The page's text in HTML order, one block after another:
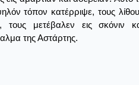
τόπον κατέρριψε, τους
τους μετέβαλεν εις σκόνιν
της Αστάρτης.